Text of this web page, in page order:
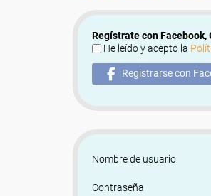
Regístrate con Facebook,
He leído y acepto la
Registrarse con
Nombre de usuario
Contraseña